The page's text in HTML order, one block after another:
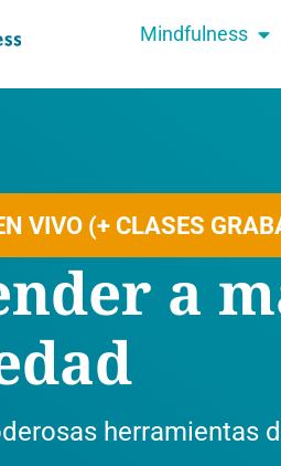
Mindfulness
VIVO (+ CLASES
a
herramientas